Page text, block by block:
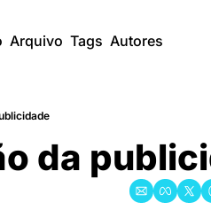
Arquivo Tags Autores
da